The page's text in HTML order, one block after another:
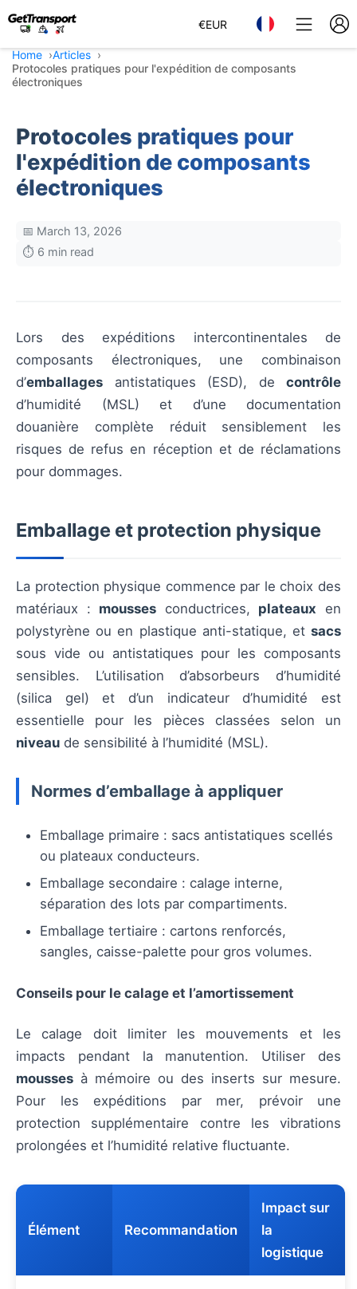
€EUR
Home
Articles
Protocoles pratiques pour l'expédition de composants
électroniques
Protocoles pratiques pour
l'expédition de composants
électroniques
📅 March 13, 2026
⏱️ 6 min read
Lors des expéditions intercontinentales de
composants électroniques, une combinaison
d’emballages antistatiques (ESD), de contrôle
d’humidité (MSL) et d’une documentation
douanière complète réduit sensiblement les
risques de refus en réception et de réclamations
pour dommages.
Emballage et protection physique
La protection physique commence par le choix des
matériaux : mousses conductrices, plateaux en
polystyrène ou en plastique anti-statique, et sacs
sous vide ou antistatiques pour les composants
sensibles. L’utilisation d’absorbeurs d’humidité
(silica gel) et d’un indicateur d’humidité est
essentielle pour les pièces classées selon un
niveau de sensibilité à l’humidité (MSL).
Normes d’emballage à appliquer
Emballage primaire : sacs antistatiques scellés
ou plateaux conducteurs.
Emballage secondaire : calage interne,
séparation des lots par compartiments.
Emballage tertiaire : cartons renforcés,
sangles, caisse-palette pour gros volumes.
Conseils pour le calage et l’amortissement
Le calage doit limiter les mouvements et les
impacts pendant la manutention. Utiliser des
mousses à mémoire ou des inserts sur mesure.
Pour les expéditions par mer, prévoir une
protection supplémentaire contre les vibrations
prolongées et l’humidité relative fluctuante.
Élément Recommandation
Impact sur
la
logistique